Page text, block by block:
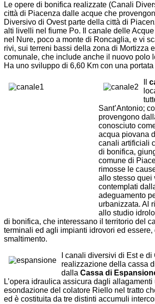
Le opere di bonifica realizzate (Canali
città di Piacenza dalle acque che
Diversivo di Ovest parte della città di
alti livelli nel fiume Po. Il canale delle
nel Nure, poco a monte di Roncaglia, e vi
rivi, sui terreni bassi della zona di Mortizza
comunale, che include anche il nuovo
Ha uno sviluppo di 6,60 Km con una
Sant’Antonio;
provengono
conosciuto
acqua piovana
canali artificiali
di bonifica,
comune di
rimosse le
allo stesso quei
contemplati
adeguamento
urbanizzata. Al
allo studio
di bonifica, che interessano il territorio del
terminali ed agli impianti idrovori ed
smaltimento.
I canali diversivi di Est e
realizzazione della cassa
dalla Cassa di
L’opera idraulica assicura dagli
esondazione del colatore Riello nel tratto
ed è costituita da tre distinti accumuli